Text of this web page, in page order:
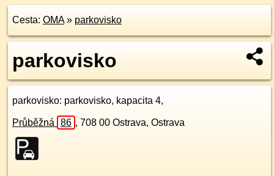
Cesta: OMA» parkovisko
parkovisko
parkovisko: parkovisko, kapacita 4,
Průběžná 86 , 708 00 Ostrava, Ostrava